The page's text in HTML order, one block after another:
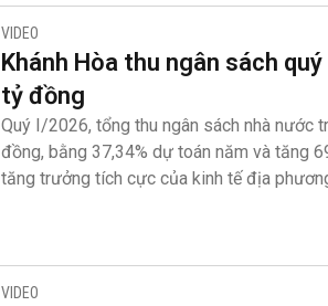
VIDEO
Khánh Hòa thu ngân sách
tỷ đồng
Quý I/2026, tổng thu ngân sách nhà nước
đồng, bằng 37,34% dự toán năm và tăng
tăng trưởng tích cực của kinh tế địa
VIDEO